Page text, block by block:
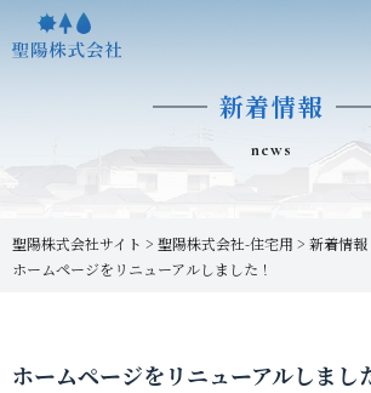
新着情報
news
聖陽株式会社サイト > 聖陽株式会社-住宅用 > 新着情報
ホームページをリニューアルしました！
ホームページをリニューアルしまし